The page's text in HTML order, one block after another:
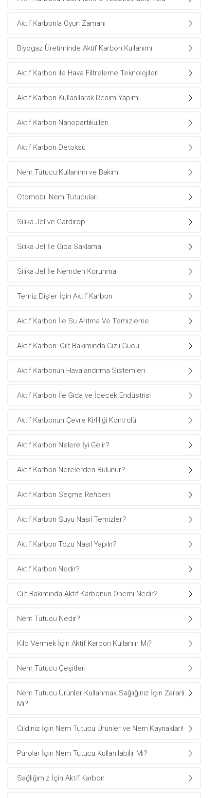
Aktif Karbonla Oyun Zamanı
Biyogaz Üretiminde Aktif Karbon Kullanımı
Aktif Karbon ile Hava Filtreleme Teknolojileri
Aktif Karbon Kullanılarak Resim Yapımı
Aktif Karbon Nanopartikülleri
Aktif Karbon Detoksu
Nem Tutucu Kullanımı ve Bakımı
Otomobil Nem Tutucuları
Silika Jel ve Gardırop
Silika Jel İle Gıda Saklama
Silika Jel İle Nemden Korunma
Temiz Dişler İçin Aktif Karbon
Aktif Karbon İle Su Arıtma Ve Temizleme
Aktif Karbon: Cilt Bakımında Gizli Gücü
Aktif Karbonun Havalandırma Sistemleri
Aktif Karbon İle Gıda ve İçecek Endüstrisi
Aktif Karbonun Çevre Kirliliği Kontrolü
Aktif Karbon Nelere İyi Gelir?
Aktif Karbon Nerelerden Bulunur?
Aktif Karbon Seçme Rehberi
Aktif Karbon Suyu Nasıl Temizler?
Aktif Karbon Tozu Nasıl Yapılır?
Aktif Karbon Nedir?
Cilt Bakımında Aktif Karbonun Önemi Nedir?
Nem Tutucu Nedir?
Kilo Vermek İçin Aktif Karbon Kullanılır Mı?
Nem Tutucu Çeşitleri
Nem Tutucu Ürünler Kullanmak Sağlığınız İçin Zararlı
Mı?
Cildiniz İçin Nem Tutucu Ürünler ve Nem Kaynakları!
Purolar İçin Nem Tutucu Kullanılabilir Mi?
Sağlığımız İçin Aktif Karbon